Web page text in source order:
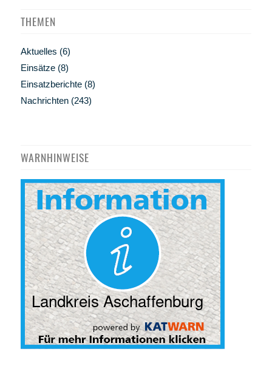
THEMEN
Aktuelles (6)
Einsätze(8)
Einsatzberichte(8)
Nachrichten(243)
WARNHINWEISE